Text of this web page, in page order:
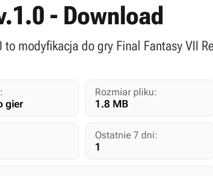
- Download
modyfikacja do gry Final Fantasy VII
gier
Rozmiar pliku:
1.8 MB
Ostatnie 7 dni:
1